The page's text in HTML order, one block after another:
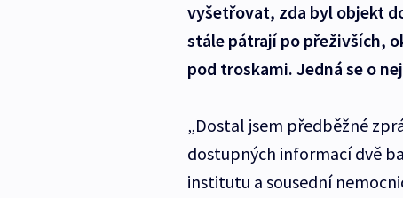
vyšetřovat, zda byl objekt
stále pátrají po přeživších,
pod troskami. Jedná se o
„Dostal jsem předběžné
dostupných informací dvě
institutu a sousední